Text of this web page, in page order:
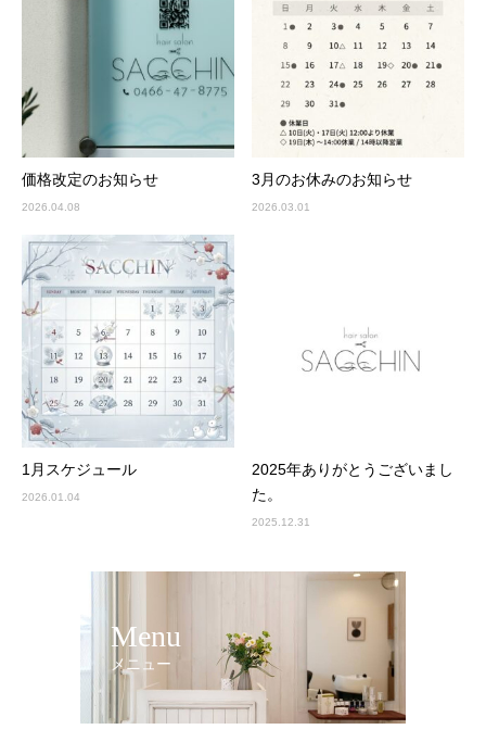
価格改定のお知らせ
2026.04.08
3月のお休みのお知らせ
2026.03.01
1月スケジュール
2026.01.04
2025年ありがとうございまし
た。
2025.12.31
Menu
メニュー